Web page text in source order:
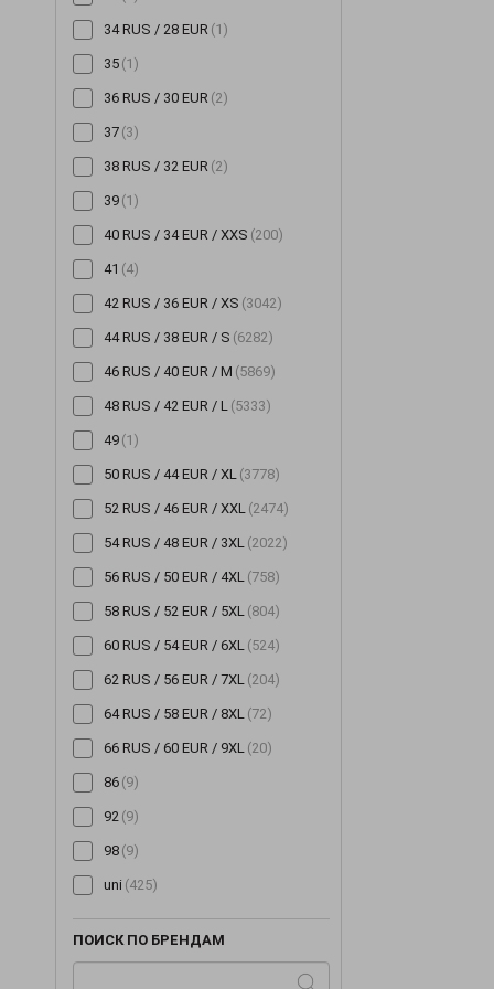
Шорты (196)
Шубы
Юбки (522)
34 RUS / 28 EUR (1)
35 (1)
36 RUS / 30 EUR (2)
37 (3)
38 RUS / 32 EUR (2)
39 (1)
40 RUS / 34 EUR / XXS (200)
41 (4)
42 RUS / 36 EUR / XS (3042)
44 RUS / 38 EUR / S (6282)
46 RUS / 40 EUR / M (5869)
48 RUS / 42 EUR / L (5333)
49 (1)
50 RUS / 44 EUR / XL (3778)
52 RUS / 46 EUR / XXL (2474)
54 RUS / 48 EUR / 3XL (2022)
56 RUS / 50 EUR / 4XL (758)
58 RUS / 52 EUR / 5XL (804)
60 RUS / 54 EUR / 6XL (524)
62 RUS / 56 EUR / 7XL (204)
64 RUS / 58 EUR / 8XL (72)
66 RUS / 60 EUR / 9XL (20)
86 (9)
92 (9)
98 (9)
uni (425)
ПОИСК ПО БРЕНДАМ